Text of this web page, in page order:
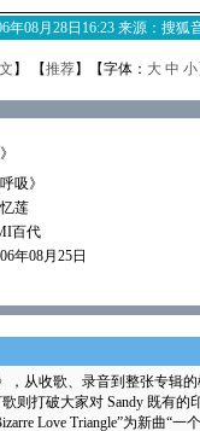
年08月28日16:23 来源：搜狐
】 【推荐】【字体： 大 中 小
吸》
莲
百代
年08月25日
从收歌、录音到整张专辑的
则打破大家对 Sandy 既有的
Love Triangle”为新曲“一